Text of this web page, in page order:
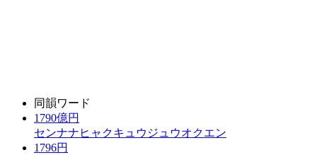
同韻ワード
1790億円
センナナヒャクキュウジュウオクエン
1796円